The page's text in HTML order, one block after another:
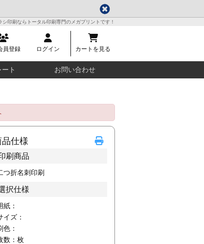
印刷ならトータル印刷専門のメガプリントです！
員登録 ログイン カートを見る
ト お問い合わせ
品仕様
刷商品
つ折名刺印刷
択仕様
紙：
イズ：
色：
数： 枚